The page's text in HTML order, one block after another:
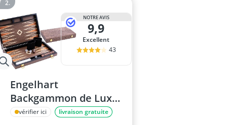
NOTRE AVIS
9,9
Excellent
43
Engelhart
Backgammon de Luxe
15'' - Bois de Noyer
vérifier ici livraison gratuite